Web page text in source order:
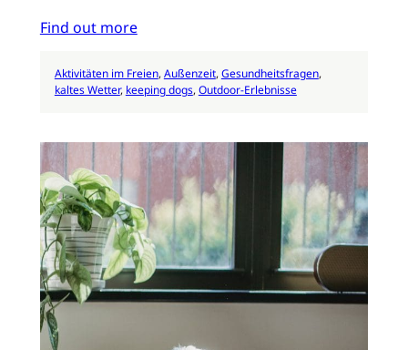
Find out more
Aktivitäten im Freien, Außenzeit, Gesundheitsfragen
kaltes Wetter, keeping dogs, Outdoor-Erlebnisse